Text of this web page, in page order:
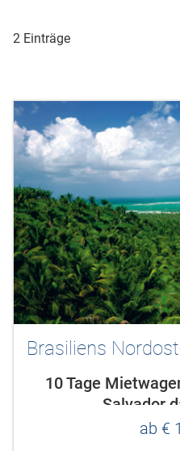
2 Einträge
Brasiliens
10 Tage
Salvador
ab €